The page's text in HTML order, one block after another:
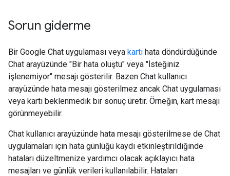
Sorun giderme
Bir Google Chat uygulaması veya kartı hata döndürdüğünde
Chat arayüzünde "Bir hata oluştu" veya "İsteğiniz
işlenemiyor" mesajı gösterilir. Bazen Chat kullanıcı
arayüzünde hata mesajı gösterilmez ancak Chat uygulaması
veya kartı beklenmedik bir sonuç üretir. Örneğin, kart mesajı
görünmeyebilir.
Chat kullanıcı arayüzünde hata mesajı gösterilmese de Chat
uygulamaları için hata günlüğü kaydı etkinleştirildiğinde
hataları düzeltmenize yardımcı olacak açıklayıcı hata
mesajları ve günlük verileri kullanılabilir. Hataları